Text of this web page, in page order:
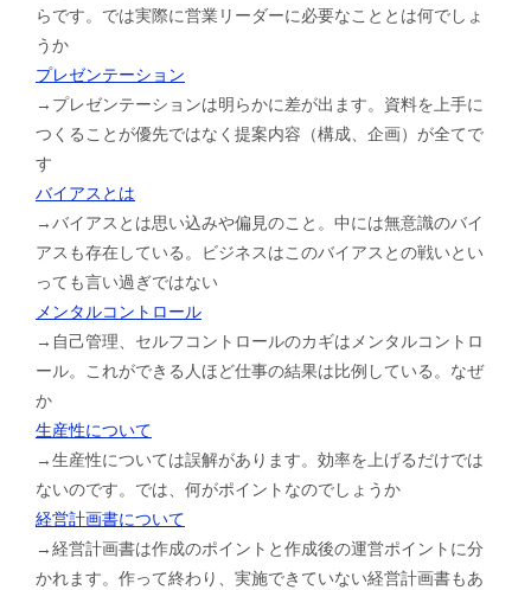
らです。では実際に営業リーダーに必要なこととは何でしょ
うか
プレゼンテーション
→プレゼンテーションは明らかに差が出ます。資料を上手に
つくることが優先ではなく提案内容（構成、企画）が全てで
す
バイアスとは
→バイアスとは思い込みや偏見のこと。中には無意識のバイ
アスも存在している。ビジネスはこのバイアスとの戦いとい
っても言い過ぎではない
メンタルコントロール
→自己管理、セルフコントロールのカギはメンタルコントロ
ール。これができる人ほど仕事の結果は比例している。なぜ
か
生産性について
→生産性については誤解があります。効率を上げるだけでは
ないのです。では、何がポイントなのでしょうか
経営計画書について
→経営計画書は作成のポイントと作成後の運営ポイントに分
かれます。作って終わり、実施できていない経営計画書もあ